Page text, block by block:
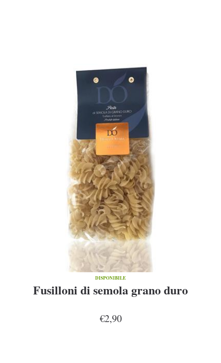
DISPONIBILE
Fusilloni di semola grano duro
€2,90